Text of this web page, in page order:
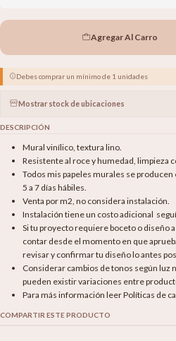
Agregar Al Carro
Debes comprar un mínimo de 1 unidades
Mostrar stock de ubicaciones
DESCRIPCIÓN
Mural vinílico, textura lino.
Resistente al roce y humedad, limpieza
Todos mis papeles murales se
5 a 7 días hábiles.
Venta por m2, no considera instalación.
Instalación tiene un costo adicional
Si tu proyecto requiere boceto o diseño
contar desde el momento en que
revisar y confirmar tu diseño lo antes
Considerar cambios de tonos según luz
pueden existir variaciones entre
Para más información leer Políticas de
COMPARTIR ESTE PRODUCTO